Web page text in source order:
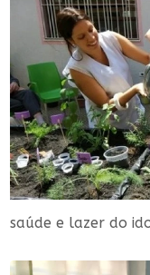
saúde e lazer do